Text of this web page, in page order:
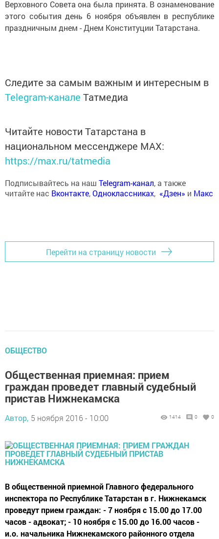
Верховного Совета она была принята. В ознаменование
этого события день 6 ноября объявлен в республике
праздничным днем - Днем Конституции Татарстана.
Следите за самым важным и интересным в
Telegram-канале Татмедиа
Читайте новости Татарстана в
национальном мессенджере MАХ:
https://max.ru/tatmedia
Подписывайтесь на наш Telegram-канал, а также
читайте нас Вконтакте,Одноклассниках, «Дзен» и Макс
Перейти на страницу новости
ОБЩЕСТВО
Общественная приемная: прием
граждан проведет главный судебный
пристав Нижнекамска
Автор, 5 ноября 2016 - 10:00 1414 0 0
В общественной приемной Главного федерального
инспектора по Республике Татарстан в г. Нижнекамск
проведут прием граждан: - 7 ноября с 15.00 до 17.00
часов - адвокат; - 10 ноября с 15.00 до 16.00 часов -
и.о. начальника Нижнекамского районного отдела